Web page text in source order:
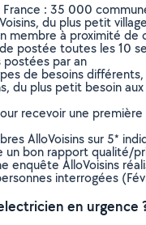
: 35 000
du plus petit
membre à proximité de
postée toutes les 10
postées par an
de besoins
du plus petit besoin
recevoir une
AlloVoisins sur 5*
un bon rapport qualité/
enquête AlloVoisins
interrogées
en urgence